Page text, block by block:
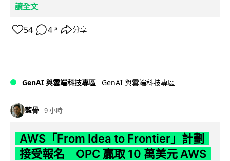
讀全文
54 4 ↗ 分享
GenAI 與雲端科技專區 GenAI 與雲端科技專區
藍骨 9 小時
AWS「From Idea to Frontier」計劃
接受報名 OPC 贏取 10 萬美元 AWS